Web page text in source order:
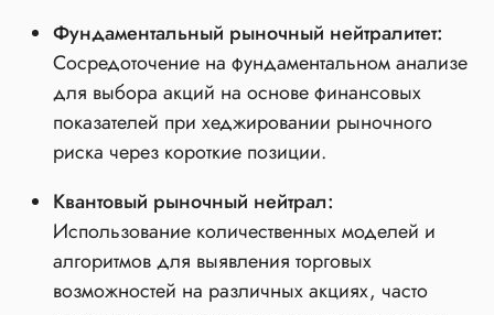
Фундаментальный рыночный нейтралитет:
Сосредоточение на фундаментальном анализе
для выбора акций на основе финансовых
показателей при хеджировании рыночного
риска через короткие позиции.
Квантовый рыночный нейтрал:
Использование количественных моделей и
алгоритмов для выявления торговых
возможностей на различных акциях, часто